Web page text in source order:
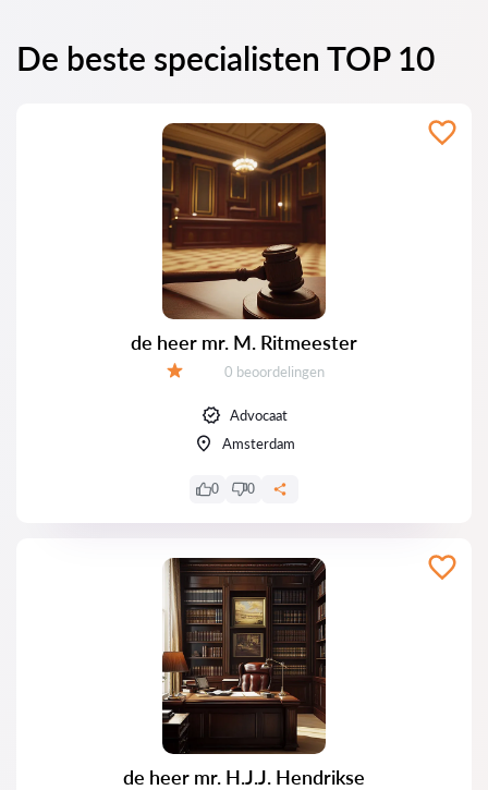
De beste specialisten TOP 10
de heer mr. M. Ritmeester
Getuigenissen:
0 beoordelingen
Advocaat
Amsterdam
0 0
de heer mr. H.J.J. Hendrikse